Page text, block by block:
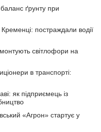
ґрунту при
постраждали водії
світлофори на
в транспорті:
як підприємець із
«Агрон» стартує у